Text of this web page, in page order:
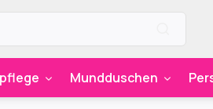
Mundduschen